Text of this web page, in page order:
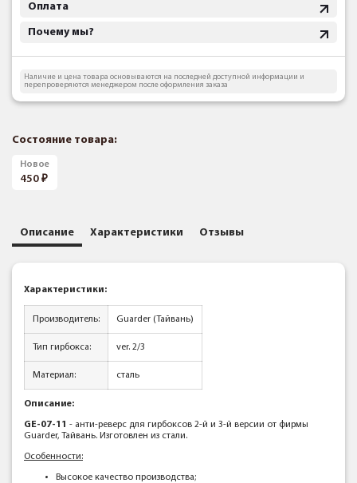
Оплата
Почему мы?
Наличие и цена товара основываются на последней доступной информации и
перепроверяются менеджером после оформления заказа
Состояние товара:
Новое
450
Описание Характеристики Отзывы
Характеристики:
Производитель: Guarder (Тайвань)
Тип гирбокса: ver. 2/3
Материал: сталь
Описание:
GE-07-11 - анти-реверс для гирбоксов 2-й и 3-й версии от фирмы
Guarder, Тайвань. Изготовлен из стали.
Особенности:
Высокое качество производства;